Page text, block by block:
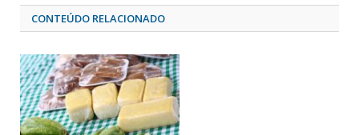
CONTEÚDO RELACIONADO